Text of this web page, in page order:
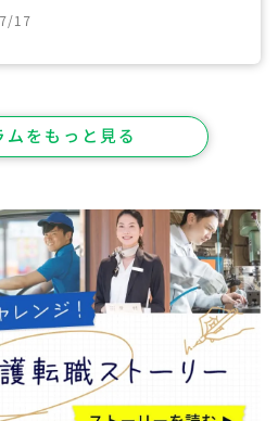
17
ムをもっと見る